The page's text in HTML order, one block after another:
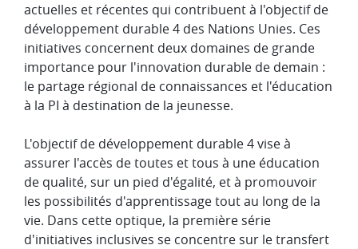
actuelles et récentes qui contribuent à l'objectif de
développement durable 4 des Nations Unies. Ces
initiatives concernent deux domaines de grande
importance pour l'innovation durable de demain :
le partage régional de connaissances et l'éducation
à la PI à destination de la jeunesse.
L'objectif de développement durable 4 vise à
assurer l'accès de toutes et tous à une éducation
de qualité, sur un pied d'égalité, et à promouvoir
les possibilités d'apprentissage tout au long de la
vie. Dans cette optique, la première série
d'initiatives inclusives se concentre sur le transfert